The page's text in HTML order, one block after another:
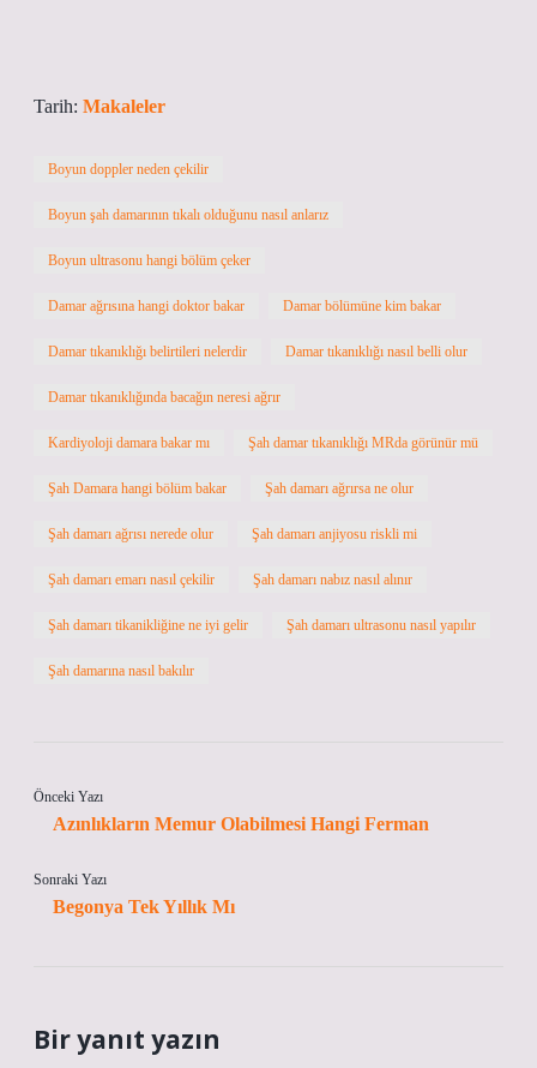
Tarih: Makaleler
Boyun doppler neden çekilir
Boyun şah damarının tıkalı olduğunu nasıl anlarız
Boyun ultrasonu hangi bölüm çeker
Damar ağrısına hangi doktor bakar Damar bölümüne kim bakar
Damar tıkanıklığı belirtileri nelerdir Damar tıkanıklığı nasıl belli olur
Damar tıkanıklığında bacağın neresi ağrır
Kardiyoloji damara bakar mı Şah damar tıkanıklığı MRda görünür mü
Şah Damara hangi bölüm bakar Şah damarı ağrırsa ne olur
Şah damarı ağrısı nerede olur Şah damarı anjiyosu riskli mi
Şah damarı emarı nasıl çekilir Şah damarı nabız nasıl alınır
Şah damarı tikanikliğine ne iyi gelir Şah damarı ultrasonu nasıl yapılır
Şah damarına nasıl bakılır
Önceki Yazı
Azınlıkların Memur Olabilmesi Hangi Ferman
Sonraki Yazı
Begonya Tek Yıllık Mı
Bir yanıt yazın